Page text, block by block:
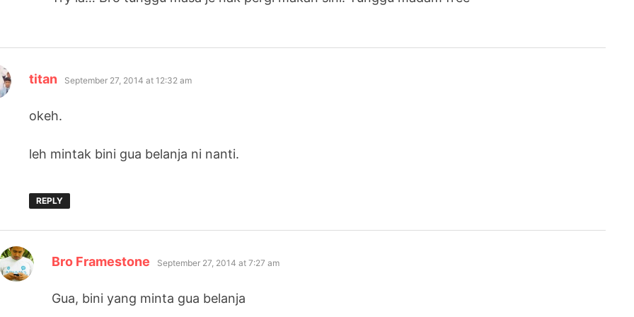
titan says:
September 27, 2014 at 12:32 am
okeh.
leh mintak bini gua belanja ni nanti.
REPLY
Bro Framestone says:
September 27, 2014 at 7:27 am
Gua, bini yang minta gua belanja